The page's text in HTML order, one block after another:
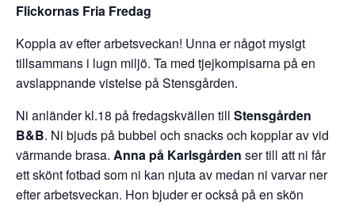
Flickornas Fria Fredag
Koppla av efter arbetsveckan! Unna er något mysigt
tillsammans i lugn miljö. Ta med tjejkompisarna på en
avslappnande vistelse på Stensgården.
Ni anländer kl.18 på fredagskvällen till Stensgården
B&B. Ni bjuds på bubbel och snacks och kopplar av vid
värmande brasa. Anna på Karlsgården ser till att ni får
ett skönt fotbad som ni kan njuta av medan ni varvar ner
efter arbetsveckan. Hon bjuder er också på en skön